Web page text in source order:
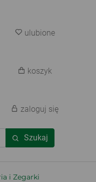
Szukaj
ulubione
koszyk
zaloguj się
i Zegarki